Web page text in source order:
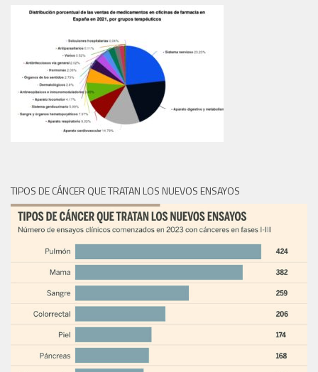
TIPOS DE CÁNCER QUE TRATAN LOS NUEVOS ENSAYOS